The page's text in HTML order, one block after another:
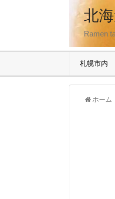
北
Ramen
札幌市内
ホーム